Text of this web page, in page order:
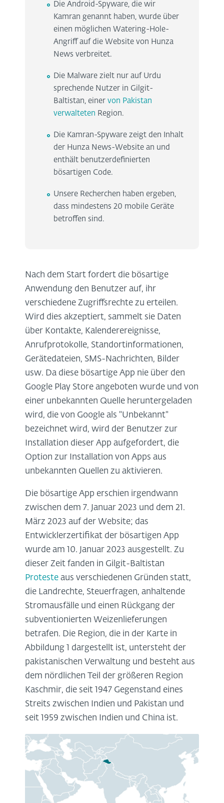
Die Android-Spyware, die wir
Kamran genannt haben, wurde über
einen möglichen Watering-Hole-
Angriff auf die Website von Hunza
News verbreitet.
Die Malware zielt nur auf Urdu
sprechende Nutzer in Gilgit-
Baltistan, einervon Pakistan
verwalteten Region.
Die Kamran-Spyware zeigt den Inhalt
der Hunza News-Website an und
enthält benutzerdefinierten
bösartigen Code.
Unsere Recherchen haben ergeben,
dass mindestens 20 mobile Geräte
betroffen sind.
Nach dem Start fordert die bösartige
Anwendung den Benutzer auf, ihr
verschiedene Zugriffsrechte zu erteilen.
Wird dies akzeptiert, sammelt sie Daten
über Kontakte, Kalenderereignisse,
Anrufprotokolle, Standortinformationen,
Gerätedateien, SMS-Nachrichten, Bilder
usw. Da diese bösartige App nie über den
Google Play Store angeboten wurde und von
einer unbekannten Quelle heruntergeladen
wird, die von Google als "Unbekannt"
bezeichnet wird, wird der Benutzer zur
Installation dieser App aufgefordert, die
Option zur Installation von Apps aus
unbekannten Quellen zu aktivieren.
Die bösartige App erschien irgendwann
zwischen dem 7. Januar 2023 und dem 21.
März 2023 auf der Website; das
Entwicklerzertifikat der bösartigen App
wurde am 10. Januar 2023 ausgestellt. Zu
dieser Zeit fanden in Gilgit-Baltistan
Proteste aus verschiedenen Gründen statt,
die Landrechte, Steuerfragen, anhaltende
Stromausfälle und einen Rückgang der
subventionierten Weizenlieferungen
betrafen. Die Region, die in der Karte in
Abbildung 1 dargestellt ist, untersteht der
pakistanischen Verwaltung und besteht aus
dem nördlichen Teil der größeren Region
Kaschmir, die seit 1947 Gegenstand eines
Streits zwischen Indien und Pakistan und
seit 1959 zwischen Indien und China ist.